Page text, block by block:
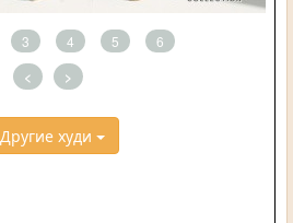
3 4 5 6
< >
Другие худи